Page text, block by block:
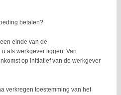
betalen?
einde van de
als werkgever liggen. Van
op initiatief van de werkgever
verkregen toestemming van het